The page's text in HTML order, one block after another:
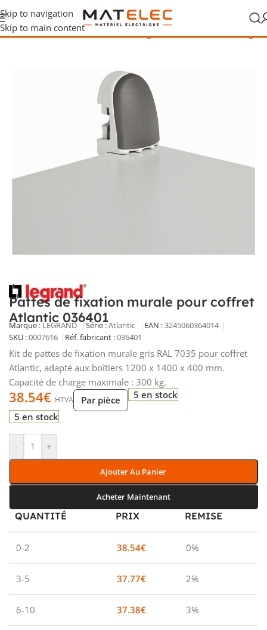
Skip to navigation
Skip to main content
raccordement/Fixation et montage/Accessoires de montage
Pattes de fixation murale pour coffret
Atlantic 036401
Marque : LEGRAND Série :Atlantic EAN :3245060364014
SKU :0007616 Réf. fabricant :036401
Kit de pattes de fixation murale gris RAL 7035 pour coffret
Atlantic, adapté aux boîtiers 1200 x 1400 x 400 mm.
Capacité de charge maximale : 300 kg.
38.54€ HTVA Par pièce
5 en stock
5 en stock
- +
Ajouter Au Panier
Acheter Maintenant
QUANTITÉ PRIX REMISE
0-2 38.54€ 0%
3-5 37.77€ 2%
6-10 37.38€ 3%